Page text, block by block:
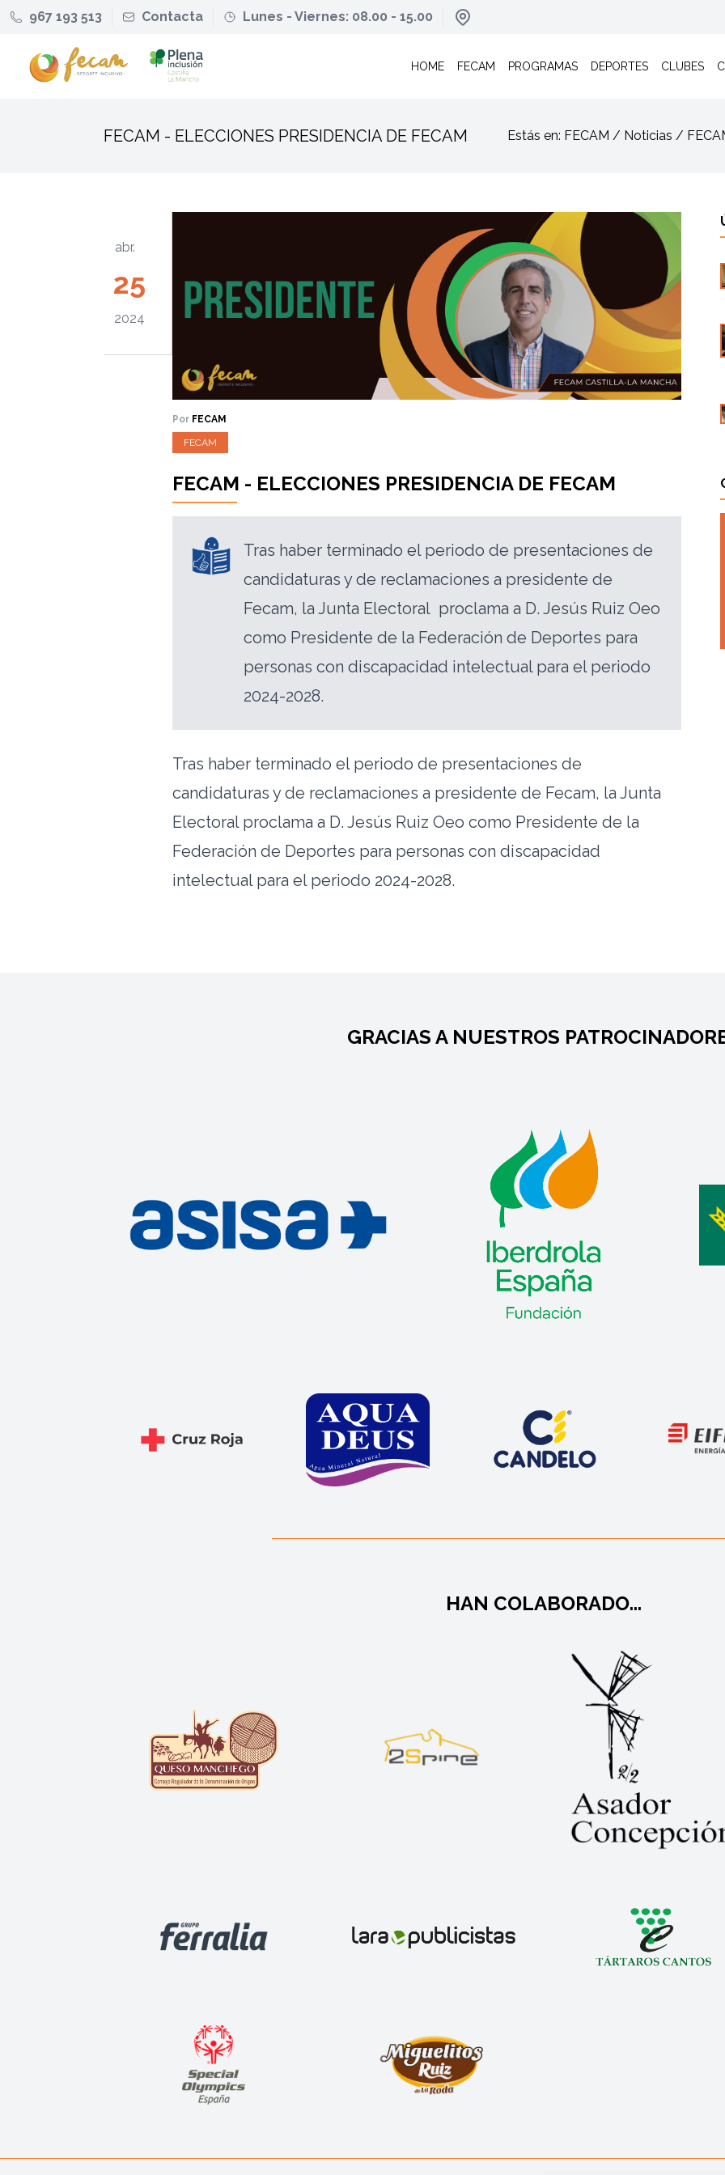
967 193 513 Contacta Lunes - Viernes: 08.00 - 15.00
HOME FECAM PROGRAMAS DEPORTES CLUBES
FECAM - ELECCIONES PRESIDENCIA DE FECAM Estás en: FECAM / Noticias /
abr.
25
2024
Por FECAM
FECAM
FECAM - ELECCIONES PRESIDENCIA DE FECAM
Tras haber terminado el periodo de presentaciones de
candidaturas y de reclamaciones a presidente de
Fecam, la Junta Electoral proclama a D. Jesús Ruiz Oeo
como Presidente de la Federación de Deportes para
personas con discapacidad intelectual para el periodo
2024-2028.
Tras haber terminado el periodo de presentaciones de
candidaturas y de reclamaciones a presidente de Fecam, la Junta
Electoral proclama a D. Jesús Ruiz Oeo como Presidente de la
Federación de Deportes para personas con discapacidad
intelectual para el periodo 2024-2028.
GRACIAS A NUESTROS
HAN COLABORADO...